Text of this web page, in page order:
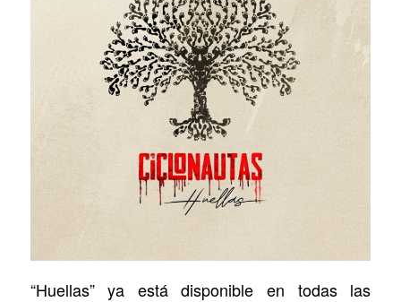
“Huellas” ya está disponible en todas las